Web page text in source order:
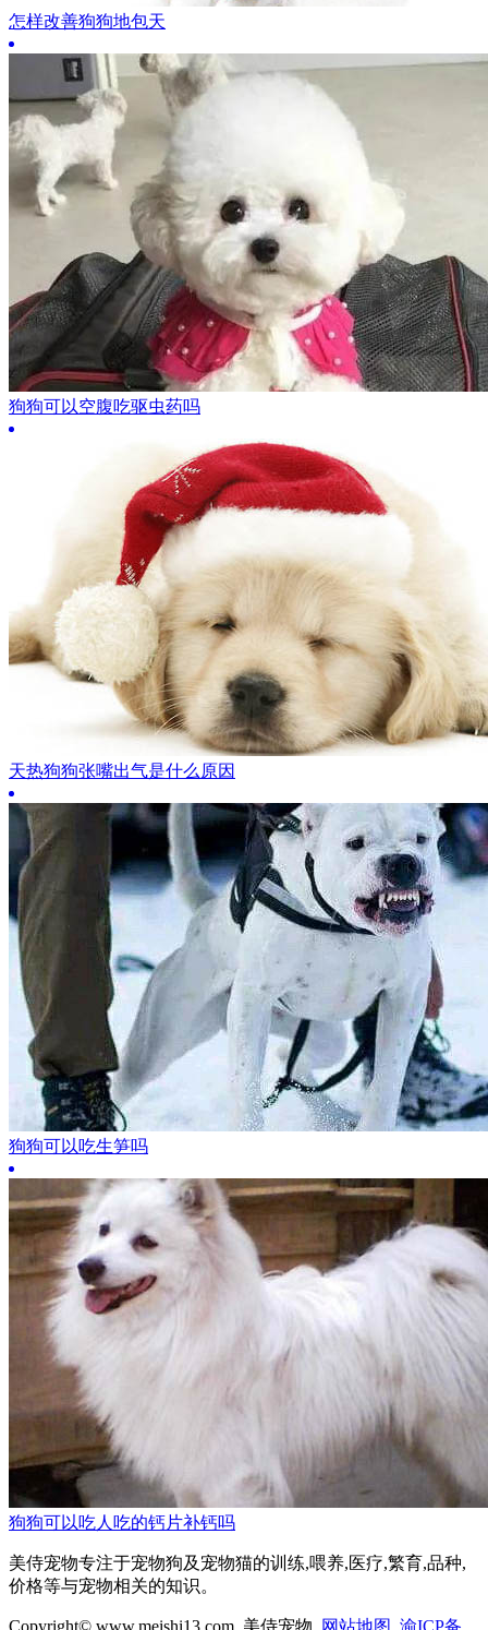
怎样改善狗狗地包天
狗狗可以空腹吃驱虫药吗
天热狗狗张嘴出气是什么原因
狗狗可以吃生笋吗
狗狗可以吃人吃的钙片补钙吗
美侍宠物专注于宠物狗及宠物猫的训练,喂养,医疗,繁育,品种,
价格等与宠物相关的知识。
Copyright© www.meishi13.com 美侍宠物 网站地图 渝ICP备